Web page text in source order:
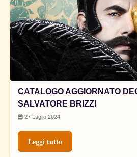
CATALOGO AGGIORNATO
SALVATORE BRIZZI
27 Luglio 2024
Leggi tutto